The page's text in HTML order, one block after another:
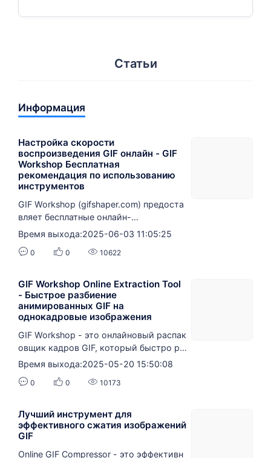
Статьи
Информация
Настройка скорости
воспроизведения GIF онлайн - GIF
Workshop Бесплатная
рекомендация по использованию
инструментов
GIF Workshop (gifshaper.com) предоста
вляет бесплатные онлайн-
инструменты для настройки скорости
GIF, не требующие установки програм
много обеспечения для регулировки с
анимации, поддерживающие файлы р
азмером 1 ГБ, простые в управлении,
24 кадра в секунду, профессиональны
е рекомендации для социальных сете
й, учебных презентаций и других сцен
ариев.
Время выхода:2025-06-03 11:05:25
0 0 10622
GIF Workshop Online Extraction Tool
- Быстрое разбиение
анимированных GIF на
однокадровые изображения
GIF Workshop - это онлайновый распак
овщик кадров GIF, который быстро ра
збивает анимированные GIF на отдель
аммного обеспечения, поддерживает
тво исходного изображения, прост и э
ффективен, а также является идеальн
ым инструментом для дизайнеров, соз
дателей контента и преподавателей.
Время выхода:2025-05-20 15:50:08
0 0 10173
Лучший инструмент для
эффективного сжатия изображений
GIF
Online GIF Compressor - это эффективн